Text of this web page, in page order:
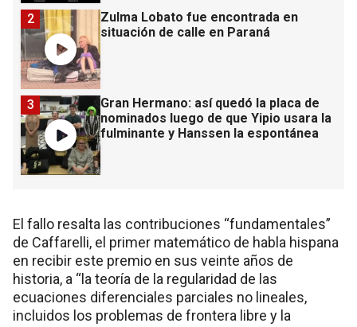
Zulma Lobato fue encontrada en
situación de calle en Paraná
2
Gran Hermano: así quedó la placa de
nominados luego de que Yipio usara la
fulminante y Hanssen la espontánea
3
El fallo resalta las contribuciones “fundamentales”
de Caffarelli, el primer matemático de habla hispana
en recibir este premio en sus veinte años de
historia, a “la teoría de la regularidad de las
ecuaciones diferenciales parciales no lineales,
incluidos los problemas de frontera libre y la